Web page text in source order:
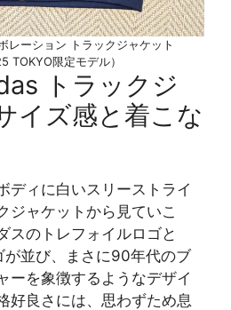
レーション トラックジャケット
TOKYO限定モデル）
トラックジ
イズ感と着こな
ディに白いスリーストライ
ジャケットから見ていこ
スのトレフォイルロゴと
並び、まさに90年代のブ
ーを象徴するようなデザイ
好良さには、思わずため息